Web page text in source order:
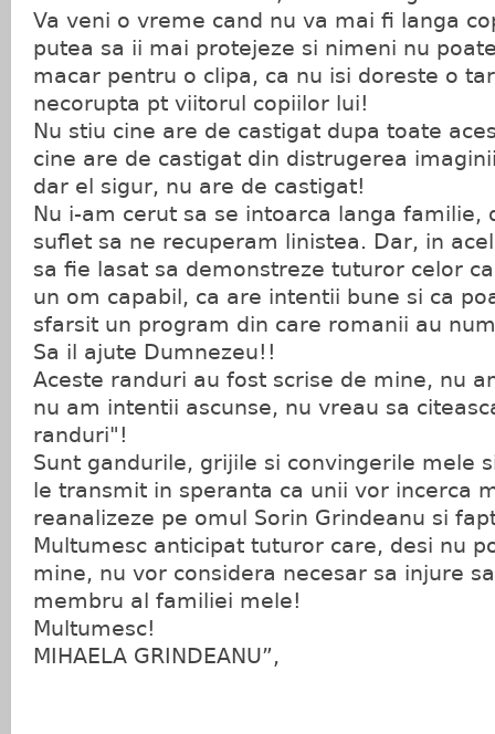
Va veni o vreme cand nu va mai fi langa
putea sa ii mai protejeze si nimeni nu
macar pentru o clipa, ca nu isi doreste o
necorupta pt viitorul copiilor lui!
Nu stiu cine are de castigat dupa toate
cine are de castigat din distrugerea
dar el sigur, nu are de castigat!
Nu i-am cerut sa se intoarca langa familie,
suflet sa ne recuperam linistea. Dar, in
sa fie lasat sa demonstreze tuturor celor
un om capabil, ca are intentii bune si ca
sfarsit un program din care romanii au
Sa il ajute Dumnezeu!!
Aceste randuri au fost scrise de mine, nu
nu am intentii ascunse, nu vreau sa
randuri"!
Sunt gandurile, grijile si convingerile mele
le transmit in speranta ca unii vor incerca
reanalizeze pe omul Sorin Grindeanu si
Multumesc anticipat tuturor care, desi nu
mine, nu vor considera necesar sa injure
membru al familiei mele!
Multumesc!
MIHAELA GRINDEANU”,